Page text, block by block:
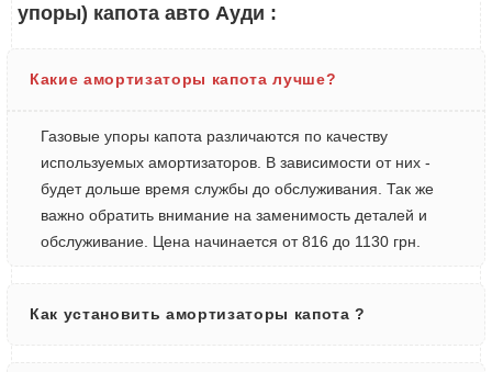
упоры) капота авто Ауди :
Какие амортизаторы капота лучше?
Газовые упоры капота различаются по качеству
используемых амортизаторов. В зависимости от них -
будет дольше время службы до обслуживания. Так же
важно обратить внимание на заменимость деталей и
обслуживание. Цена начинается от 816 до 1130 грн.
Как установить амортизаторы капота ?